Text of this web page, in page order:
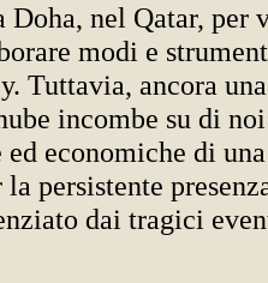
nel Qatar, per
modi e
Tuttavia, ancora
incombe su di
ed economiche di
persistente
dai tragici